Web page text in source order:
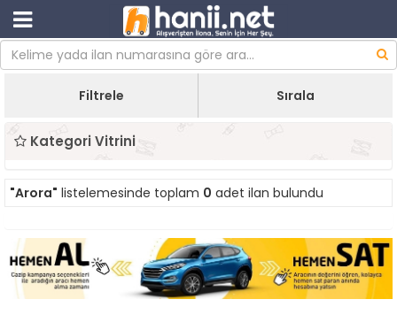
Filtrele Sırala
Kategori Vitrini
"Arora" listelemesinde toplam 0 adet ilan bulundu